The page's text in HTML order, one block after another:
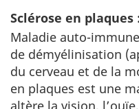
Sclérose en plaques
Maladie auto-
de démyélinisation
du cerveau et de la
en plaques est une
altère la vision,